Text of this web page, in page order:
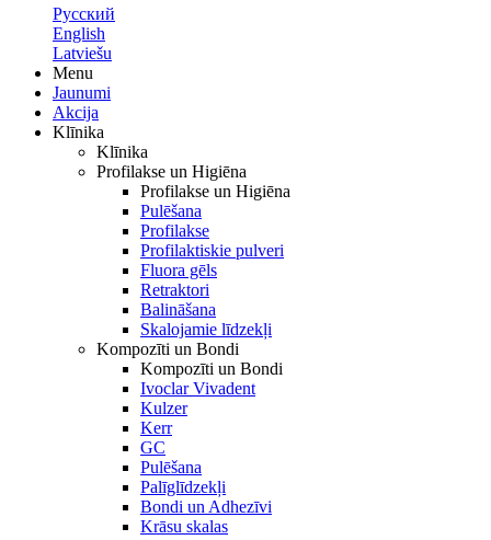
Русский
English
Latviešu
Menu
Jaunumi
Akcija
Klīnika
Klīnika
Profilakse un Higiēna
Profilakse un Higiēna
Pulēšana
Profilakse
Profilaktiskie pulveri
Fluora gēls
Retraktori
Balināšana
Skalojamie līdzekļi
Kompozīti un Bondi
Kompozīti un Bondi
Ivoclar Vivadent
Kulzer
Kerr
GC
Pulēšana
Palīglīdzekļi
Bondi un Adhezīvi
Krāsu skalas